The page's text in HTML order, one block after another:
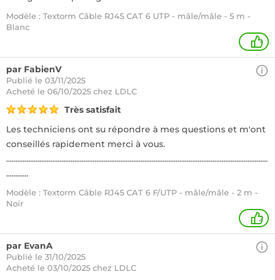
Modèle : Textorm Câble RJ45 CAT 6 UTP - mâle/mâle - 5 m -
Blanc
+
par FabienV
Publié le 03/11/2025
Acheté le 06/10/2025 chez LDLC
Très satisfait
Les techniciens ont su répondre à mes questions et m'ont
conseillés rapidement merci à vous.
..............................................................................................................................................
............
Modèle : Textorm Câble RJ45 CAT 6 F/UTP - mâle/mâle - 2 m -
Noir
2
par EvanA
Publié le 31/10/2025
Acheté le 03/10/2025 chez LDLC